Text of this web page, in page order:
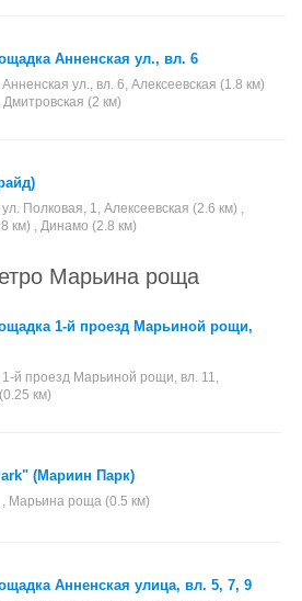
Анненская ул., вл. 6
ул., вл. 6, Алексеевская (1.8 км)
(2 км)
Полковая, 1, Алексеевская (2.6 км) ,
км) , Динамо (2.8 км)
Марьина роща
1-й проезд Марьиной рощи,
й проезд Марьиной рощи, вл. 11,
км)
(Мариин Парк)
Марьина роща (0.5 км)
Анненская улица, вл. 5, 7, 9